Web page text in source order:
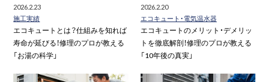
2026.2.23
施工実績
エコキュートとは？仕組みを知れば
寿命が延びる！修理のプロが教える
「お湯の科学」
2026.2.20
エコキュート・電気温水器
エコキュートのメリット・デメリッ
トを徹底解剖！修理のプロが教える
「10年後の真実」